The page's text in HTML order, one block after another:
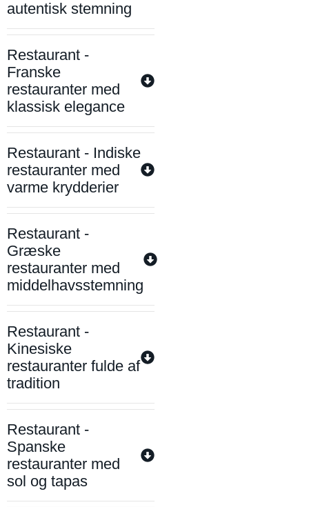
autentisk stemning
Restaurant -
Franske
restauranter med
klassisk elegance
Restaurant - Indiske
restauranter med
varme krydderier
Restaurant -
Græske
restauranter med
middelhavsstemning
Restaurant -
Kinesiske
restauranter fulde af
tradition
Restaurant -
Spanske
restauranter med
sol og tapas